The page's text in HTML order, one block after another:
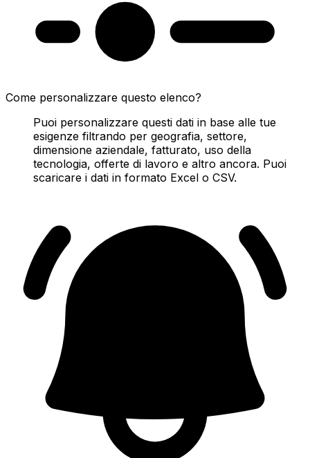
Come personalizzare questo elenco?
Puoi personalizzare questi dati in base alle tue
esigenze filtrando per geografia, settore,
dimensione aziendale, fatturato, uso della
tecnologia, offerte di lavoro e altro ancora. Puoi
scaricare i dati in formato Excel o CSV.